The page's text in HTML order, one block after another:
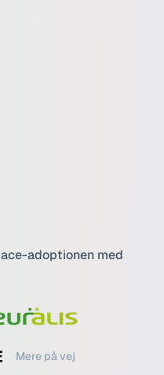
adoptionen med
Mere på vej